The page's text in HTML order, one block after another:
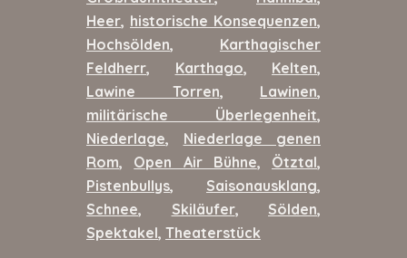
Heer, historische Konsequenzen,
Hochsölden, Karthagischer
Feldherr, Karthago, Kelten,
Lawine Torren, Lawinen,
militärische Überlegenheit,
Niederlage, Niederlage genen
Rom, Open Air Bühne, Ötztal,
Pistenbullys, Saisonausklang,
Schnee, Skiläufer, Sölden,
Spektakel, Theaterstück